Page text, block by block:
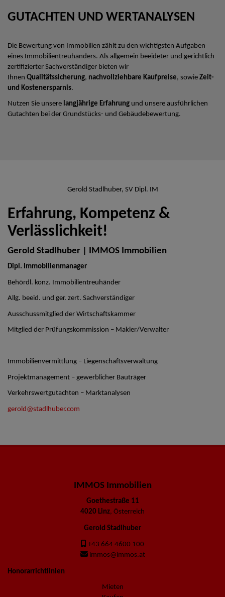
GUTACHTEN UND WERTANALYSEN
Die Bewertung von Immobilien zählt zu den wichtigsten Aufgaben
eines Immobilientreuhänders. Als allgemein beeideter und gerichtlich
zertifizierter Sachverständiger bieten wir
Ihnen Qualitätssicherung, nachvollziehbare Kaufpreise, sowie Zeit-
und Kostenersparnis.
Nutzen Sie unsere langjährige Erfahrung und unsere ausführlichen
Gutachten bei der Grundstücks- und Gebäudebewertung.
Gerold Stadlhuber, SV Dipl. IM
Erfahrung, Kompetenz &
Verlässlichkeit!
Gerold Stadlhuber | IMMOS Immobilien
Dipl. Immobilienmanager
Behördl. konz. Immobilientreuhänder
Allg. beeid. und ger. zert. Sachverständiger
Ausschussmitglied der Wirtschaftskammer
Mitglied der Prüfungskommission – Makler/Verwalter
Immobilienvermittlung – Liegenschaftsverwaltung
Projektmanagement – gewerblicher Bauträger
Verkehrswertgutachten – Marktanalysen
gerold@stadlhuber.com
IMMOS Immobilien
Goethestraße 11
4020 Linz, Österreich
Gerold Stadlhuber
+43 664 4600 100
immos@immos.at
Honorarrichtlinien
Mieten